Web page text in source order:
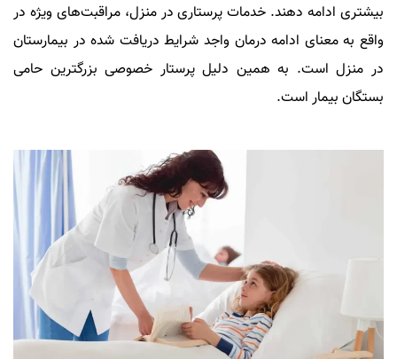
بیشتری ادامه دهند. خدمات پرستاری در منزل، مراقبت‌های ویژه در
واقع به معنای ادامه درمان واجد شرایط دریافت شده در بیمارستان
در منزل است. به همین دلیل پرستار خصوصی بزرگترین حامی
بستگان بیمار است.